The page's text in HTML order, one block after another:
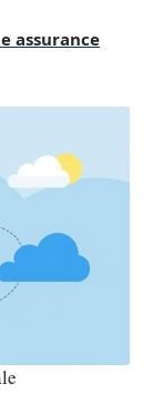
assurance